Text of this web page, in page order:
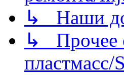
↳ Наши
↳ Прочее